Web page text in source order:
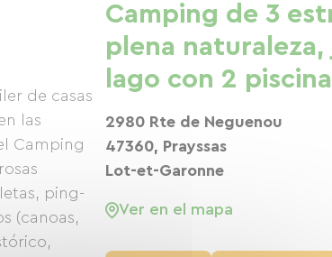
de casas
las
Camping
ping-
(canoas,
Camping de 3
plena
lago con 2
2980 Rte de Neguenou
47360, Prayssas
Lot-et-Garonne
Ver en el mapa